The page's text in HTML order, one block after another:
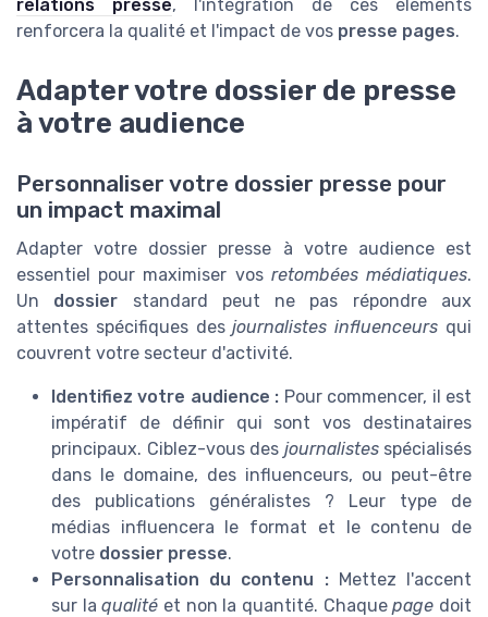
relations presse, l'intégration de ces éléments
renforcera la qualité et l'impact de vos presse pages.
Adapter votre dossier de presse
à votre audience
Personnaliser votre dossier presse pour
un impact maximal
Adapter votre dossier presse à votre audience est
essentiel pour maximiser vos retombées médiatiques.
Un dossier standard peut ne pas répondre aux
attentes spécifiques desjournalistes influenceurs qui
couvrent votre secteur d'activité.
Identifiez votre audience : Pour commencer, il est
impératif de définir qui sont vos destinataires
principaux. Ciblez-vous des journalistesspécialisés
dans le domaine, des influenceurs, ou peut-être
des publications généralistes ? Leur type de
médias influencera le format et le contenu de
votre dossier presse.
Personnalisation du contenu :Mettez l'accent
sur laqualité et non la quantité. Chaquepage doit